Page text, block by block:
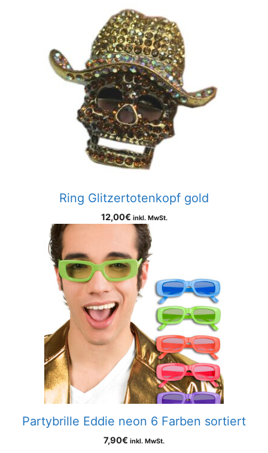
Ring Glitzertotenkopf gold
12,00€ inkl. MwSt.
Partybrille Eddie neon 6 Farben sortiert
7,90€ inkl. MwSt.